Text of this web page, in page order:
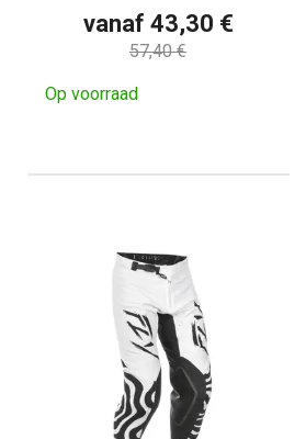
vanaf 43,30 €
57,40 €
Op voorraad